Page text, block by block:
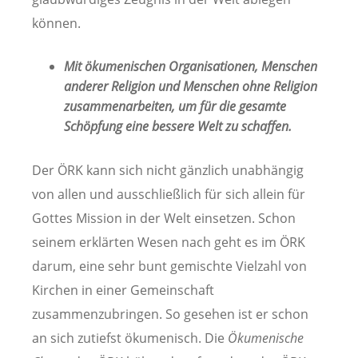
können.
Mit ökumenischen Organisationen, Menschen
anderer Religion und Menschen ohne Religion
zusammenarbeiten, um für die gesamte
Schöpfung eine bessere Welt zu schaffen.
Der ÖRK kann sich nicht gänzlich unabhängig
von allen und ausschließlich für sich allein für
Gottes Mission in der Welt einsetzen. Schon
seinem erklärten Wesen nach geht es im ÖRK
darum, eine sehr bunt gemischte Vielzahl von
Kirchen in einer Gemeinschaft
zusammenzubringen. So gesehen ist er schon
an sich zutiefst ökumenisch. Die Ökumenische